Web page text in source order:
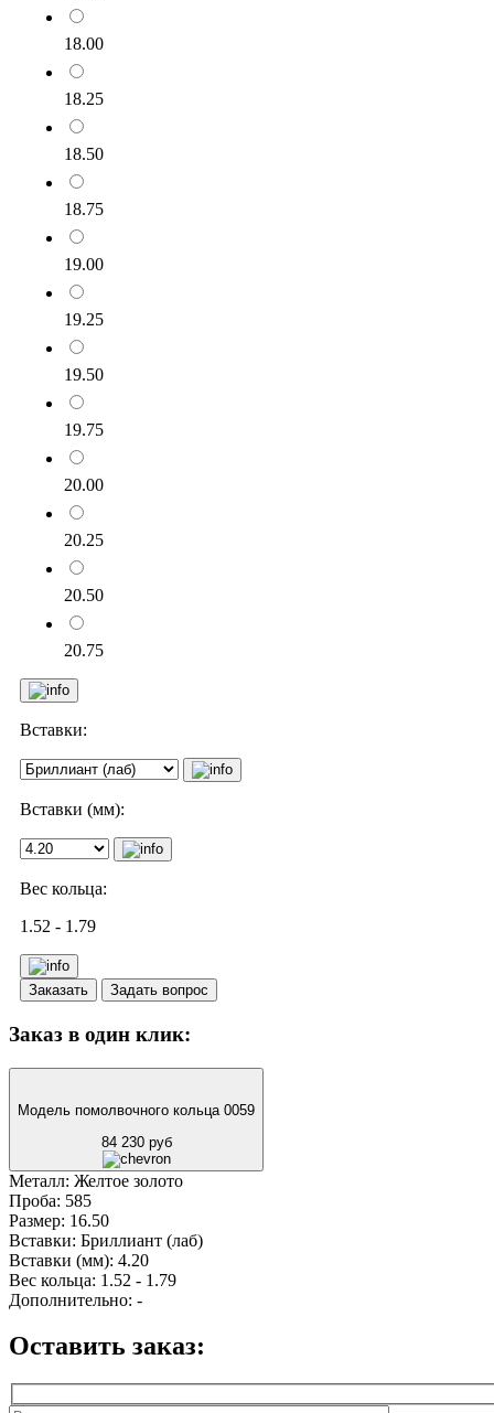
18.00
18.25
18.50
18.75
19.00
19.25
19.50
19.75
20.00
20.25
20.50
20.75
Вставки:
Вставки (мм):
Вес кольца:
1.52 - 1.79
Заказать Задать вопрос
Заказ в один клик:
Модель помолвочного кольца 0059
84 230 руб
Металл: Желтое золото
Проба: 585
Размер: 16.50
Вставки: Бриллиант (лаб)
Вставки (мм): 4.20
Вес кольца: 1.52 - 1.79
Дополнительно: -
Оставить заказ: